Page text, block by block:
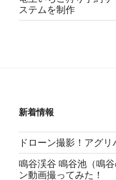
ステムを制作
新着情報
ドローン撮影！アグ
鳴谷渓谷 鳴谷池（鳴
ン動画撮ってみた！